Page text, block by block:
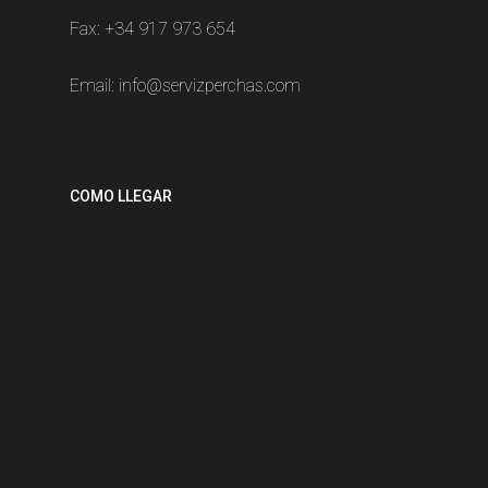
Fax: +34 917 973 654
Email: info@servizperchas.com
COMO LLEGAR